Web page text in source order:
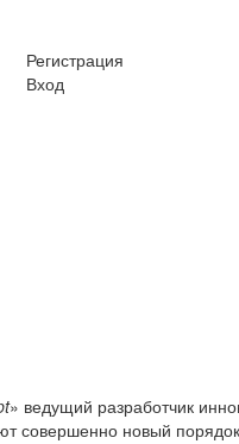
Регистрация
Вход
» ведущий разработчик
совершенно новый